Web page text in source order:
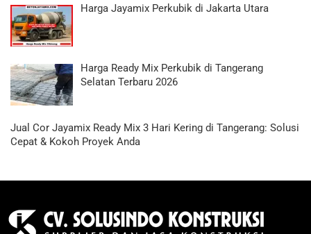
Harga Jayamix Perkubik di Jakarta Utara
Harga Ready Mix Perkubik di Tangerang
Selatan Terbaru 2026
Jual Cor Jayamix Ready Mix 3 Hari Kering di Tangerang: Solusi
Cepat & Kokoh Proyek Anda